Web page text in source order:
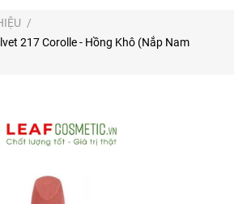
/
217 Corolle - Hồng Khô (Nắp Nam